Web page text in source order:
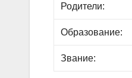
Родители:
Образование:
Звание: